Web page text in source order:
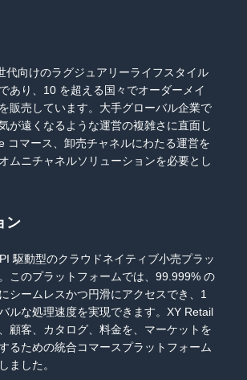
代向けのラグジュアリーライフスタイル
あり、10 を超える国々でオーダーメイ
販売しています。大手グローバル企業で
が遠くなるような運営の複雑さに直面し
コマース、卸売チャネルにわたる運営を
ムニチャネルソリューションを必要とし
ン
駆動型のクラウドネイティブ小売プラッ
このプラットフォームでは、99.999% の
シームレスかつ円滑にアクセスでき、1
ルな処理速度を実現できます。XY Retail
顧客、カタログ、料金を、マーケットを
るための統合コマースプラットフォーム
ました。